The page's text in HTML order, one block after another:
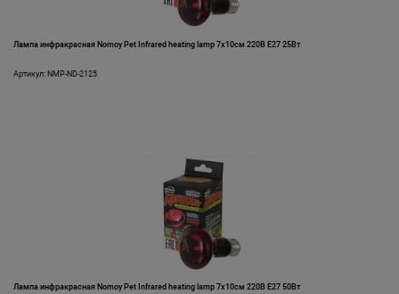
Лампа инфракрасная Nomoy Pet Infrared heating lamp 7х10см 220В E27 25Вт
Артикул: NMP-ND-2125
Лампа инфракрасная Nomoy Pet Infrared heating lamp 7х10см 220В E27 50Вт